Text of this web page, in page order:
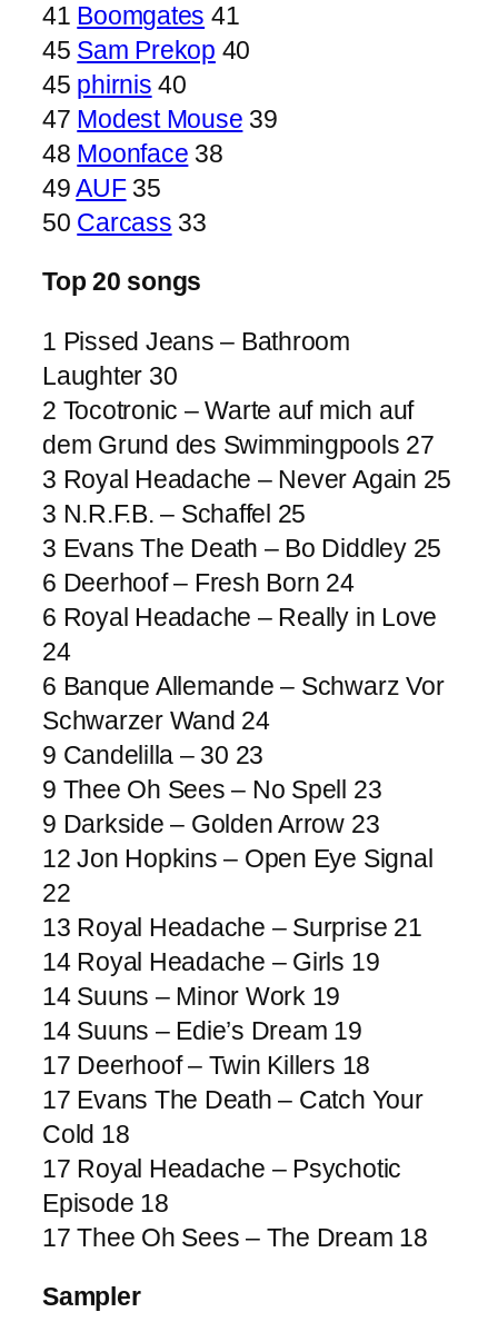
41 Boomgates 41
45 Sam Prekop 40
45 phirnis 40
47 Modest Mouse 39
48 Moonface 38
49AUF35
50 Carcass 33
Top 20 songs
1 Pissed Jeans – Bathroom
Laughter 30
2 Tocotronic – Warte auf mich auf
dem Grund des Swimmingpools 27
3 Royal Headache – Never Again 25
3 N.R.F.B. – Schaffel 25
3 Evans The Death – Bo Diddley 25
6 Deerhoof – Fresh Born 24
6 Royal Headache – Really in Love
24
6 Banque Allemande – Schwarz Vor
Schwarzer Wand 24
9 Candelilla – 30 23
9 Thee Oh Sees – No Spell 23
9 Darkside – Golden Arrow 23
12 Jon Hopkins – Open Eye Signal
22
13 Royal Headache – Surprise 21
14 Royal Headache – Girls 19
14 Suuns – Minor Work 19
14 Suuns – Edie’s Dream 19
17 Deerhoof – Twin Killers 18
17 Evans The Death – Catch Your
Cold 18
17 Royal Headache – Psychotic
Episode 18
17 Thee Oh Sees – The Dream 18
Sampler